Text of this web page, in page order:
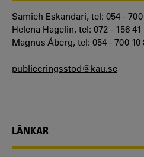
Samieh Eskandari, tel: 054 -
Helena Hagelin, tel: 072 - 156 41
Magnus Åberg, tel: 054 - 700 10
publiceringsstod@kau.se
LÄNKAR